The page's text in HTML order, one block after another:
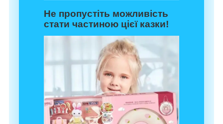
Не пропустіть можливість
стати частиною цієї казки!